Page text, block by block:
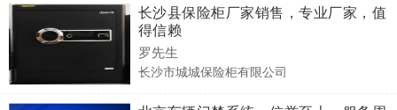
长沙县保险柜厂家销售，专业厂家，值
得信赖
罗先生
长沙市城城保险柜有限公司